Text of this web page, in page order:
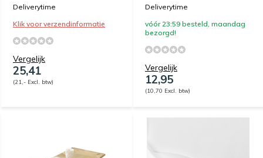
Deliverytime
Klik voor verzendinformatie
Vergelijk
25,41
(21,- Excl. btw)
Deliverytime
vóór 23:59 besteld, maandag
bezorgd!
Vergelijk
12,95
(10,70 Excl. btw)